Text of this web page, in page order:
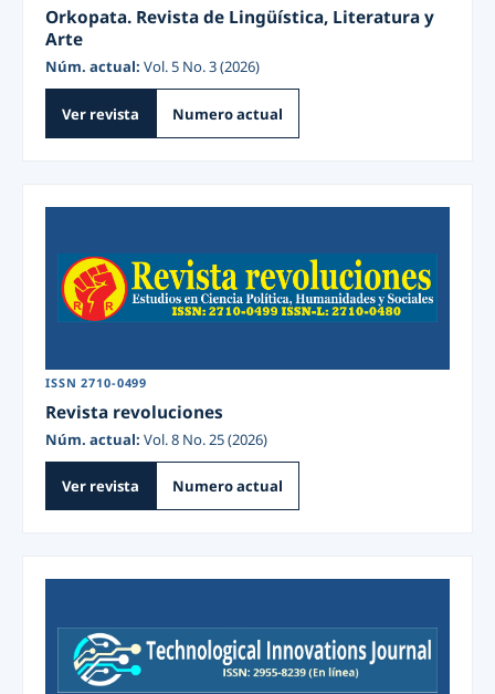
Orkopata. Revista de Lingüística, Literatura y
Arte
Núm. actual: Vol. 5 No. 3 (2026)
Ver revista Numero actual
ISSN 2710-0499
Revista revoluciones
Núm. actual: Vol. 8 No. 25 (2026)
Ver revista Numero actual